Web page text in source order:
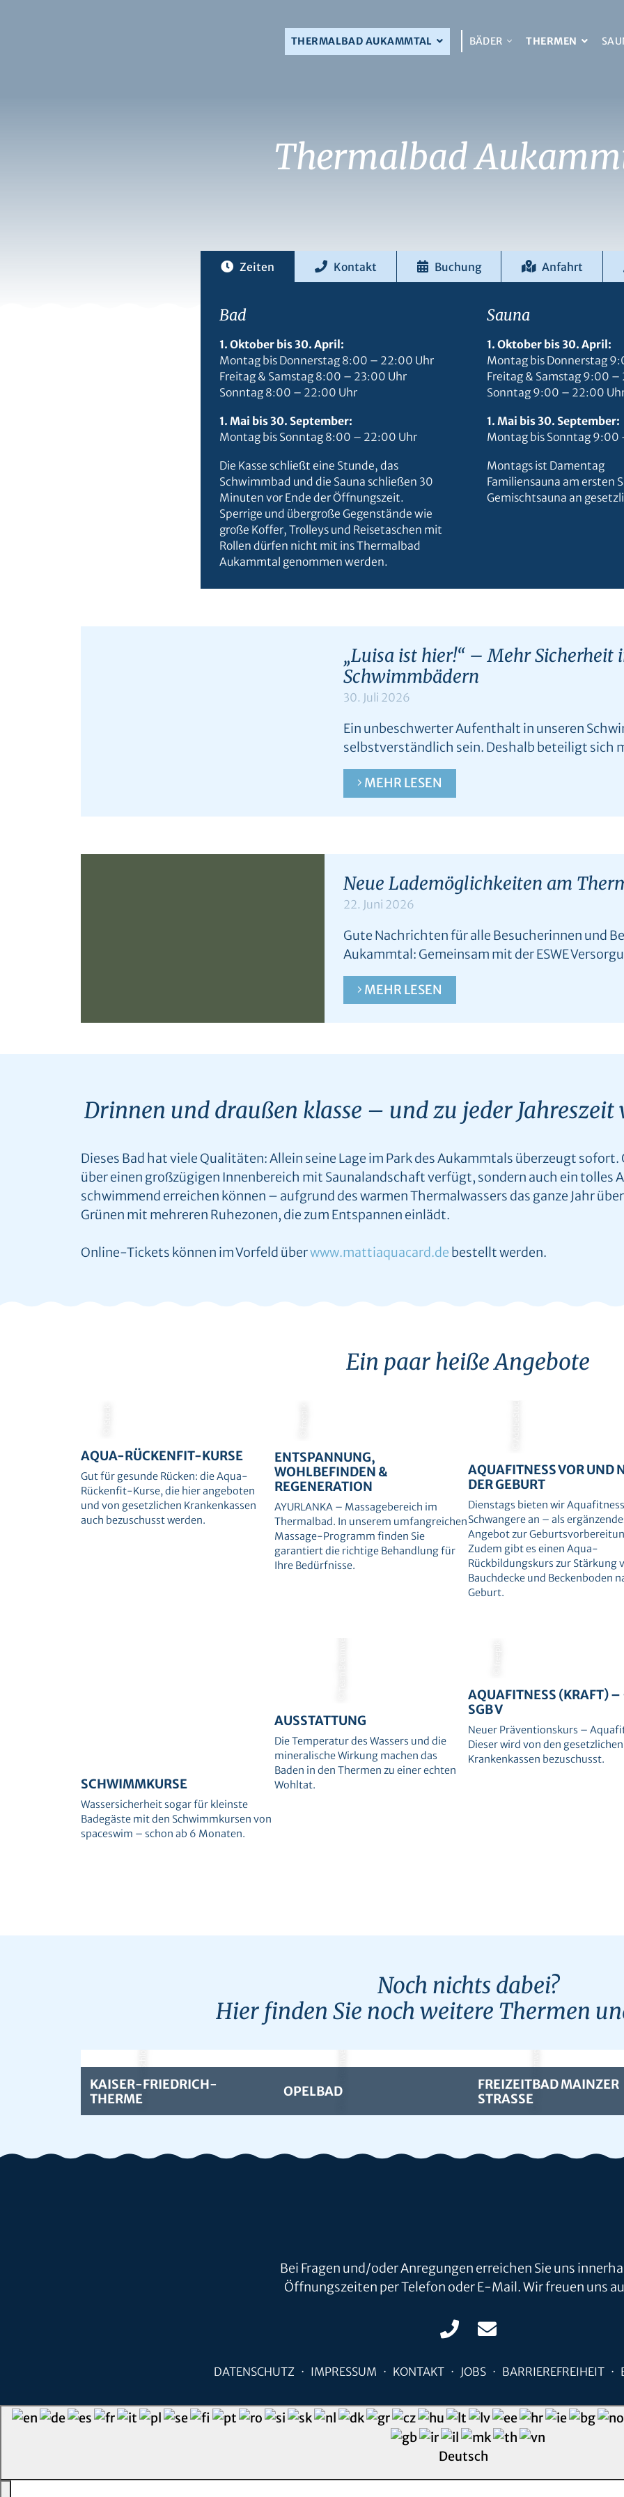
THERMALBAD AUKAMMTAL BÄDER THERMEN
Thermalbad
Zeiten Kontakt Buchung Anfahrt
Bad
1. Oktober bis 30. April:
Montag bis Donnerstag 8:00 – 22:00 Uhr
Freitag & Samstag 8:00 – 23:00 Uhr
Sonntag 8:00 – 22:00 Uhr
1. Mai bis 30. September:
Montag bis Sonntag 8:00 – 22:00 Uhr
Die Kasse schließt eine Stunde, das
Schwimmbad und die Sauna schließen 30
Minuten vor Ende der Öffnungszeit.
Sperrige und übergroße Gegenstände wie
große Koffer, Trolleys und Reisetaschen mit
Rollen dürfen nicht mit ins Thermalbad
Aukammtal genommen werden.
Sauna
1. Oktober bis 30. April:
Montag bis Donnerstag
Freitag & Samstag 9:00 –
Sonntag 9:00 – 22:00
1. Mai bis 30. September:
Montag bis Sonntag 9:00
Montags ist Damentag
Familiensauna am ersten
Gemischtsauna an
„Luisa ist hier!“ – Mehr Sicherheit
Schwimmbädern
30. Juli 2026
Ein unbeschwerter Aufenthalt in unseren
selbstverständlich sein. Deshalb beteiligt sich
MEHR LESEN
Neue Lademöglichkeiten am
22. Juni 2026
Gute Nachrichten für alle Besucherinnen und
Aukammtal: Gemeinsam mit der ESWE
MEHR LESEN
Drinnen und draußen klasse – und zu jeder
Dieses Bad hat viele Qualitäten: Allein seine Lage im Park des Aukammtals überzeugt
über einen großzügigen Innenbereich mit Saunalandschaft verfügt, sondern auch ein tolles
schwimmend erreichen können – aufgrund des warmen Thermalwassers das ganze Jahr
Grünen mit mehreren Ruhezonen, die zum Entspannen einlädt.
Online-Tickets können im Vorfeld überwww.mattiaquacard.de bestellt werden.
Ein paar heiße Angebote
AQUA-RÜCKENFIT-KURSE
Gut für gesunde Rücken: die Aqua-
Rückenfit-Kurse, die hier angeboten
und von gesetzlichen Krankenkassen
auch bezuschusst werden.
ENTSPANNUNG,
WOHLBEFINDEN &
REGENERATION
AYURLANKA – Massagebereich im
Thermalbad. In unserem umfangreichen
Massage-Programm finden Sie
garantiert die richtige Behandlung für
Ihre Bedürfnisse.
AQUAFITNESS VOR UND
DER GEBURT
Dienstags bieten wir
Schwangere an – als
Angebot zur
Zudem gibt es einen Aqua-
Rückbildungskurs zur Stärkung
Bauchdecke und Beckenboden
Geburt.
SCHWIMMKURSE
Wassersicherheit sogar für kleinste
Badegäste mit den Schwimmkursen von
spaceswim – schon ab 6 Monaten.
AUSSTATTUNG
Die Temperatur des Wassers und die
mineralische Wirkung machen das
Baden in den Thermen zu einer echten
Wohltat.
AQUAFITNESS (KRAFT)
SGB V
Neuer Präventionskurs –
Dieser wird von den gesetzlichen
Krankenkassen bezuschusst.
Noch nichts dabei?
Hier finden Sie noch weitere Thermen
© Andreas Schlote
KAISER-FRIEDRICH-
THERME
© Team Brennweite
OPELBAD © Team Brennweite
FREIZEITBAD MAINZER
STRASSE
Bei Fragen und/oder Anregungen erreichen Sie uns
Öffnungszeiten per Telefon oder E-Mail. Wir freuen uns
DATENSCHUTZ IMPRESSUM KONTAKT JOBS BARRIEREFREIHEIT
Deutsch